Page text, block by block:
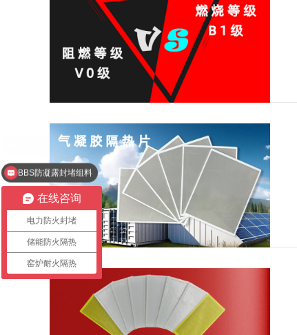
在线咨询
电力防火封堵
储能防火隔热
窑炉耐火隔热
BBS防凝露封堵组料